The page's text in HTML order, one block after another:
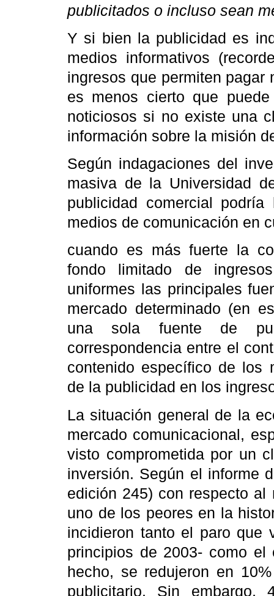
publicitados o incluso sean
Y si bien la publicidad es
medios informativos
ingresos que permiten pagar
es menos cierto que
noticiosos si no existe una
información sobre la misión
Según indagaciones del
masiva de la Universidad
publicidad comercial
medios de comunicación en
cuando es más fuerte la
fondo limitado de
uniformes las principales
mercado determinado (en
una sola fuente de
correspondencia entre el
contenido específico de los
de la publicidad en los
La situación general de la
mercado comunicacional,
visto comprometida por un
inversión. Según el informe
edición 245) con respecto
uno de los peores en la
incidieron tanto el paro que
principios de 2003- como
hecho, se redujeron en
publicitario. Sin embargo,